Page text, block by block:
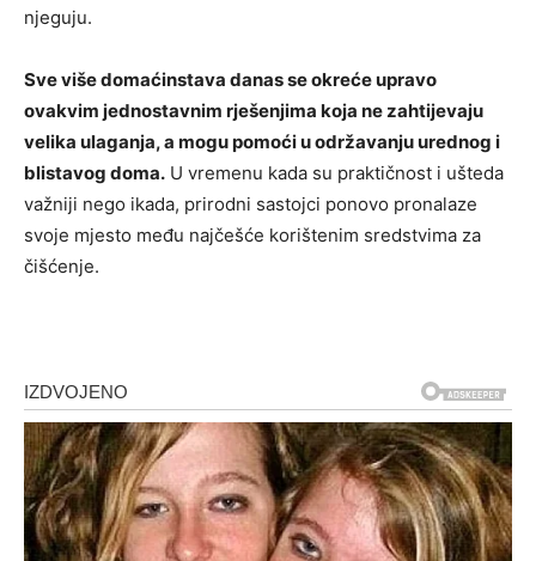
njeguju.
Sve više domaćinstava danas se okreće upravo
ovakvim jednostavnim rješenjima koja ne zahtijevaju
velika ulaganja, a mogu pomoći u održavanju urednog i
blistavog doma. U vremenu kada su praktičnost i ušteda
važniji nego ikada, prirodni sastojci ponovo pronalaze
svoje mjesto među najčešće korištenim sredstvima za
čišćenje.